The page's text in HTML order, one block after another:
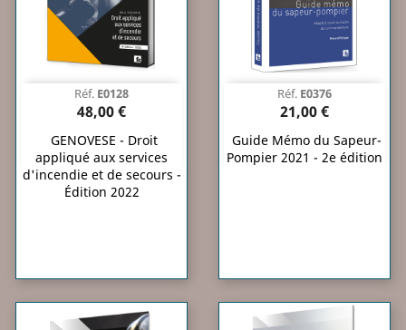
Réf. E0128
48,00 €
GENOVESE - Droit
appliqué aux services
d'incendie et de secours -
Édition 2022
Réf. E0376
21,00 €
Guide Mémo du Sapeur-
Pompier 2021 - 2e édition